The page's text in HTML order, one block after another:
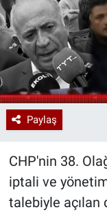
Paylaş
CHP'nin 38.
iptali ve
talebiyle açılan
Erişim
Sağlık
Teknoloji
Ramazan